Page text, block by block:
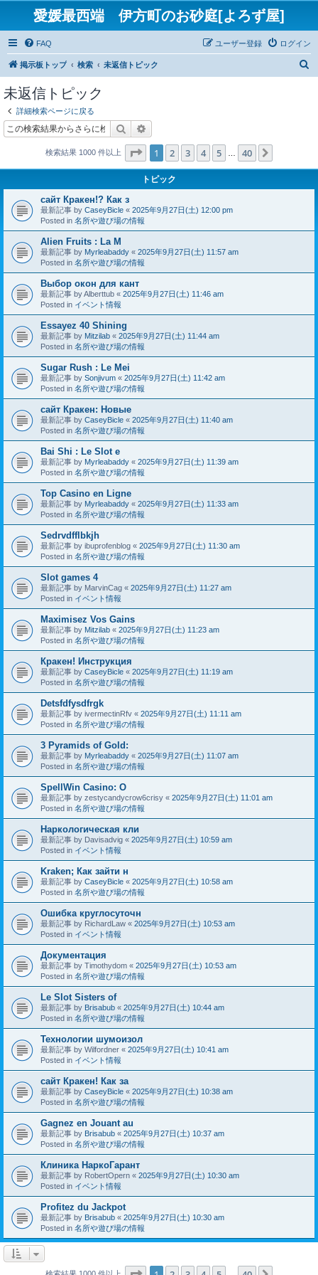
愛媛最西端 伊方町のお砂庭[よろず屋]
FAQ ログイン
ユーザー登録
掲示板トップ 検索 未返信トピック
未返信トピック
詳細検索ページに戻る
検索
検索結果 1000 件以上 ページ1 ／
1 2 3 4 5 40
トピック
сайт Кракен!? Как з
最新記事 by CaseyBicle « 2025年9月27日(土) 12:00 pm
Posted in 名所や遊び場の情報
Alien Fruits : La M
最新記事 by Myrleabaddy « 2025年9月27日(土) 11:57 am
Posted in 名所や遊び場の情報
Выбор окон для кант
最新記事 byAlberttub « 2025年9月27日(土) 11:46 am
Posted in イベント情報
Essayez 40 Shining
最新記事 by Mitzilab « 2025年9月27日(土) 11:44 am
Posted in 名所や遊び場の情報
Sugar Rush : Le Mei
最新記事 by Sonjivum « 2025年9月27日(土) 11:42 am
Posted in 名所や遊び場の情報
сайт Кракен: Новые
最新記事 by CaseyBicle « 2025年9月27日(土) 11:40 am
Posted in 名所や遊び場の情報
Bai Shi : Le Slot e
最新記事 by Myrleabaddy « 2025年9月27日(土) 11:39 am
Posted in 名所や遊び場の情報
Top Casino en Ligne
最新記事 by Myrleabaddy « 2025年9月27日(土) 11:33 am
Posted in 名所や遊び場の情報
Sedrvdfflbkjh
最新記事 by ibuprofenblog « 2025年9月27日(土) 11:30 am
Posted in 名所や遊び場の情報
Slot games 4
最新記事 by MarvinCag « 2025年9月27日(土) 11:27 am
Posted in イベント情報
Maximisez Vos Gains
最新記事 by Mitzilab « 2025年9月27日(土) 11:23 am
Posted in 名所や遊び場の情報
Кракен! Инструкция
最新記事 by CaseyBicle « 2025年9月27日(土) 11:19 am
Posted in 名所や遊び場の情報
Detsfdfysdfrgk
最新記事 by ivermectinRfv « 2025年9月27日(土) 11:11 am
Posted in 名所や遊び場の情報
3 Pyramids of Gold:
最新記事 by Myrleabaddy « 2025年9月27日(土) 11:07 am
Posted in 名所や遊び場の情報
SpellWin Casino: O
最新記事 by zestycandycrow6crisy « 2025年9月27日(土) 11:01 am
Posted in 名所や遊び場の情報
Наркологическая кли
最新記事 by Davisadvig « 2025年9月27日(土) 10:59 am
Posted in イベント情報
Kraken; Как зайти н
最新記事 by CaseyBicle « 2025年9月27日(土) 10:58 am
Posted in 名所や遊び場の情報
Ошибка круглосуточн
最新記事 by RichardLaw « 2025年9月27日(土) 10:53 am
Posted in イベント情報
Документация
最新記事 by Timothydom « 2025年9月27日(土) 10:53 am
Posted in 名所や遊び場の情報
Le Slot Sisters of
最新記事 by Brisabub « 2025年9月27日(土) 10:44 am
Posted in 名所や遊び場の情報
Технологии шумоизол
最新記事 by Wilfordner « 2025年9月27日(土) 10:41 am
Posted in イベント情報
сайт Кракен! Как за
最新記事 by CaseyBicle « 2025年9月27日(土) 10:38 am
Posted in 名所や遊び場の情報
Gagnez en Jouant au
最新記事 by Brisabub « 2025年9月27日(土) 10:37 am
Posted in 名所や遊び場の情報
Клиника НаркоГарант
最新記事 by RobertOpern « 2025年9月27日(土) 10:30 am
Posted in イベント情報
Profitez du Jackpot
最新記事 by Brisabub « 2025年9月27日(土) 10:30 am
Posted in 名所や遊び場の情報
検索結果 1000 件以上